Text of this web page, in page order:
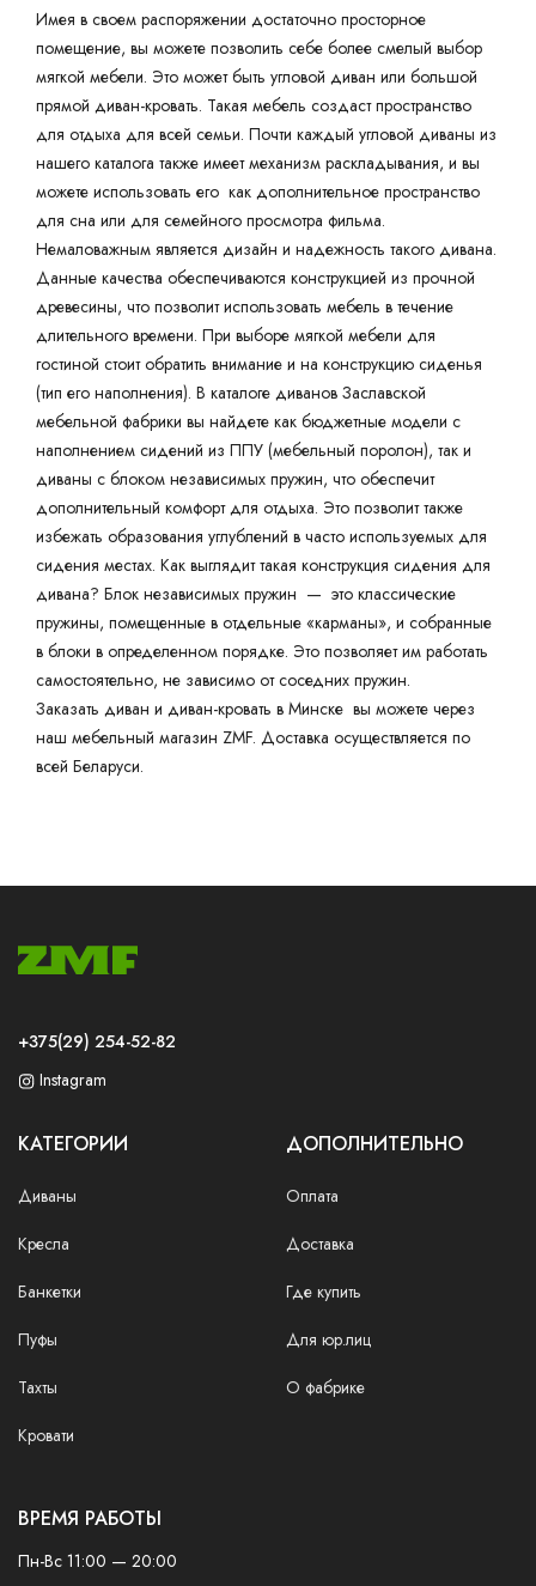
Имея в своем распоряжении достаточно просторное
помещение, вы можете позволить себе более смелый выбор
мягкой мебели. Это может быть угловой диван или большой
прямой диван-кровать. Такая мебель создаст пространство
для отдыха для всей семьи. Почти каждый угловой диваны из
нашего каталога также имеет механизм раскладывания, и вы
можете использовать его как дополнительное пространство
для сна или для семейного просмотра фильма.
Немаловажным является дизайн и надежность такого дивана.
Данные качества обеспечиваются конструкцией из прочной
древесины, что позволит использовать мебель в течение
длительного времени. При выборе мягкой мебели для
гостиной стоит обратить внимание и на конструкцию сиденья
(тип его наполнения). В каталоге диванов Заславской
мебельной фабрики вы найдете как бюджетные модели с
наполнением сидений из ППУ (мебельный поролон), так и
диваны с блоком независимых пружин, что обеспечит
дополнительный комфорт для отдыха. Это позволит также
избежать образования углублений в часто используемых для
сидения местах. Как выглядит такая конструкция сидения для
дивана? Блок независимых пружин — это классические
пружины, помещенные в отдельные «карманы», и собранные
в блоки в определенном порядке. Это позволяет им работать
самостоятельно, не зависимо от соседних пружин.
Заказать диван и диван-кровать в Минске вы можете через
наш мебельный магазин ZMF. Доставка осуществляется по
всей Беларуси.
+375(29) 254-52-82
Instagram
КАТЕГОРИИ
Диваны
Кресла
Банкетки
Пуфы
Тахты
Кровати
ДОПОЛНИТЕЛЬНО
Оплата
Доставка
Где купить
Для юр.лиц
О фабрике
ВРЕМЯ РАБОТЫ
Пн-Вс 11:00 — 20:00